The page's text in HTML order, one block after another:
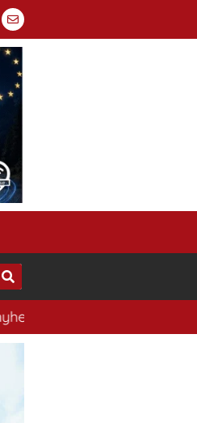
Ett bra sätt att ha koll på